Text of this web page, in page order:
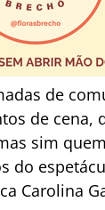
de
de cena,
sim
do
Carolina